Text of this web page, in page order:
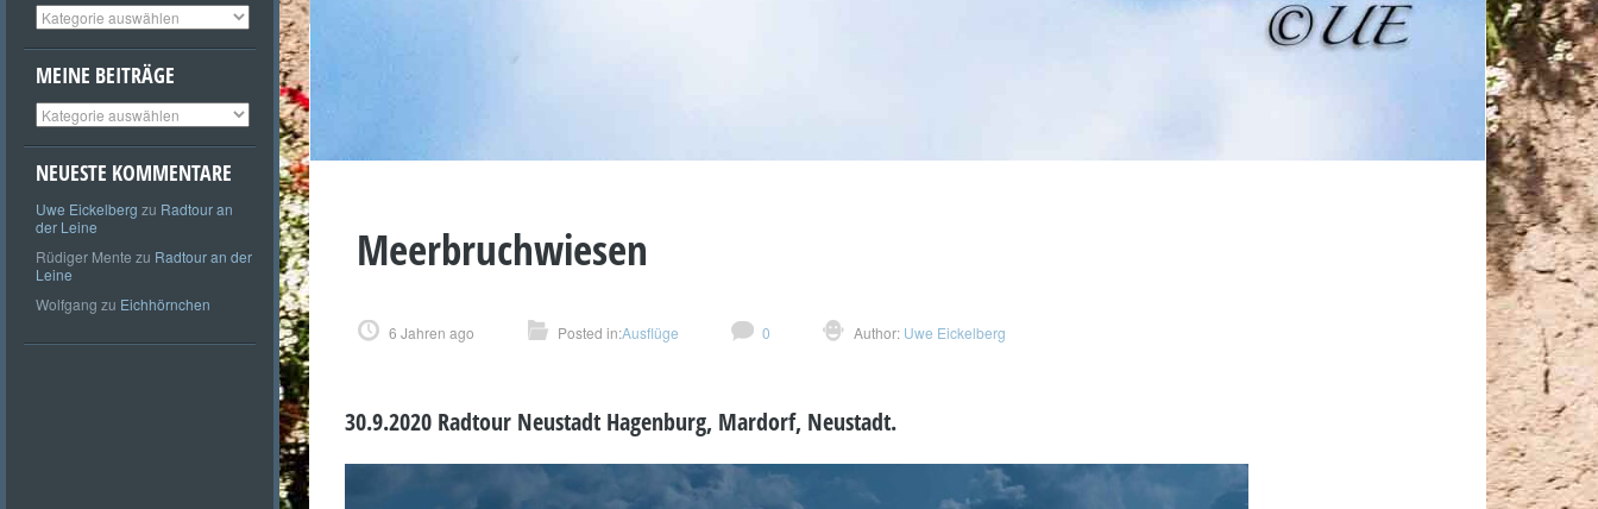
Kategorien
MEINE BEITRÄGE
Meine
Beiträge
NEUESTE KOMMENTARE
Uwe Eickelberg zu Radtour an
der Leine
Rüdiger Mente zu Radtour an der
Leine
Wolfgang zu Eichhörnchen
Meerbruchwiesen
6 Jahren ago Posted in:Ausflüge 0 Author: Uwe Eickelberg
30.9.2020 Radtour Neustadt Hagenburg, Mardorf, Neustadt.